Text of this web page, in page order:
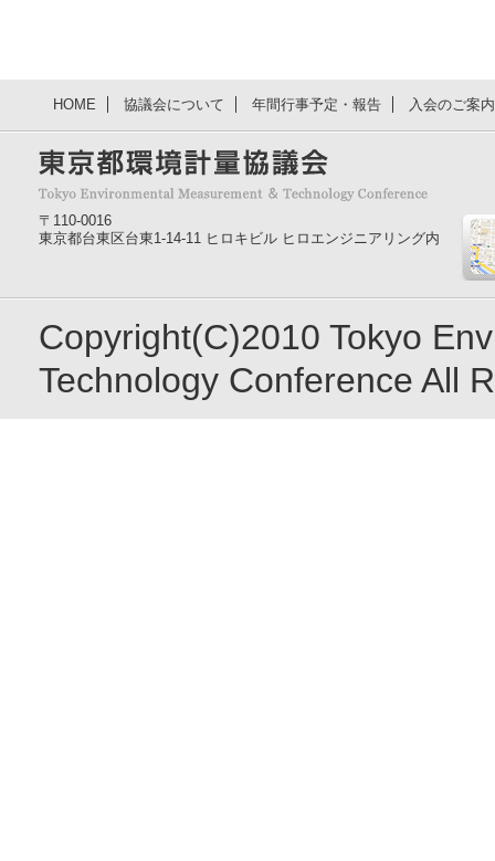
HOME 協議会について 年間行事予定・報告 入会のご案
〒110-0016
東京都台東区台東1-14-11 ヒロキビル ヒロエンジニアリング内
Copyright(C)2010 Tokyo
Technology Conference All